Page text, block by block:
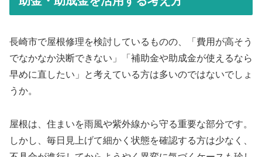
長崎市で屋根修理を検討しているものの、「費用が高そう
でなかなか決断できない」「補助金や助成金が使えるなら
早めに直したい」と考えている方は多いのではないでしょ
うか。
屋根は、住まいを雨風や紫外線から守る重要な部分です。
しかし、毎日見上げて細かく状態を確認する方は少なく、